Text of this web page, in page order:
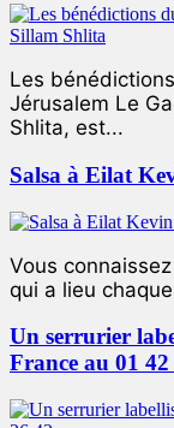
Les
Jérusalem Le
Shlita, est...
Salsa à Eilat
Vous
qui a lieu
Un serrurier
France au 01 42